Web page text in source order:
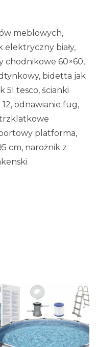
meblowych,
biały,
chodnikowe 60×60,
bidetta jak
5l tesco, ścianki
odnawianie fug,
platforma,
cm, narożnik z